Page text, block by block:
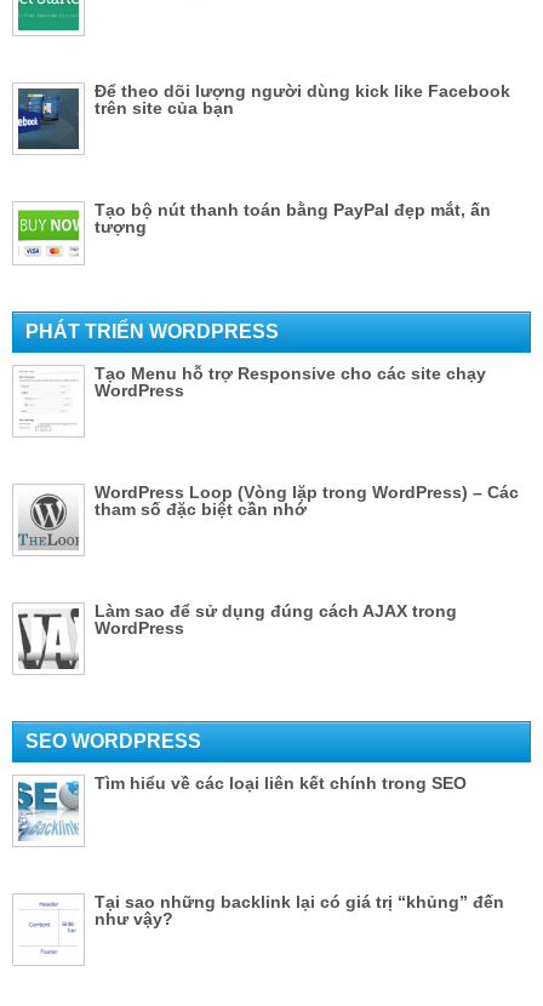
Để theo dõi lượng người dùng kick like Facebook
trên site của bạn
Tạo bộ nút thanh toán bằng PayPal đẹp mắt, ấn
tượng
PHÁT TRIỂN WORDPRESS
Tạo Menu hỗ trợ Responsive cho các site chạy
WordPress
WordPress Loop (Vòng lặp trong WordPress) – Các
tham số đặc biệt cần nhớ
Làm sao để sử dụng đúng cách AJAX trong
WordPress
SEO WORDPRESS
Tìm hiểu về các loại liên kết chính trong SEO
Tại sao những backlink lại có giá trị “khủng” đến
như vậy?